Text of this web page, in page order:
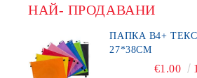
НАЙ- ПРОДАВАНИ
ПАПКА В4+ ТЕКСТИЛ С ЦИП
27*38СМ
€1.00